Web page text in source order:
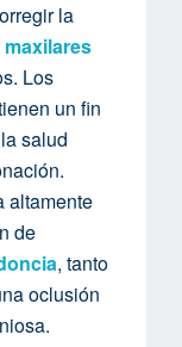
la
Los
un fin
salud
altamente
de
, tanto
oclusión